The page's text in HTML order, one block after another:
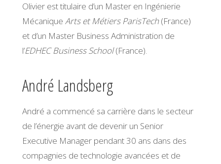
Olivier est titulaire d’un Master en Ingénierie
Mécanique Arts et Métiers ParisTech(France)
et d’un Master Business Administration de
l’EDHEC Business School(France).
André Landsberg
André a commencé sa carrière dans le secteur
de l’énergie avant de devenir un Senior
Executive Manager pendant 30 ans dans des
compagnies de technologie avancées et de